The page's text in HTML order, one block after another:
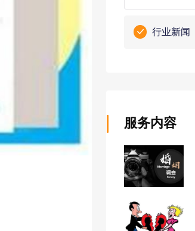
行业新闻
服务内容